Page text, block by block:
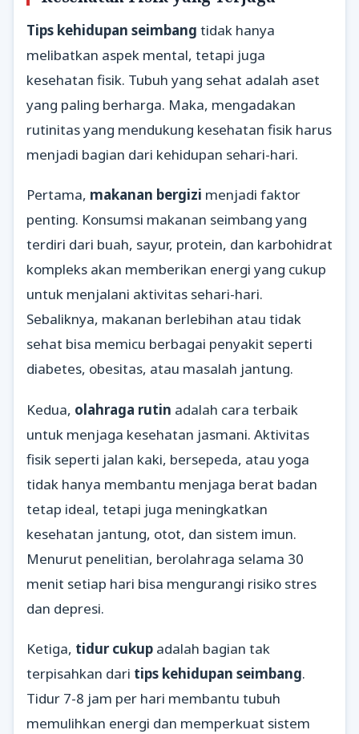
Tips kehidupan seimbang tidak hanya
melibatkan aspek mental, tetapi juga
kesehatan fisik. Tubuh yang sehat adalah aset
yang paling berharga. Maka, mengadakan
rutinitas yang mendukung kesehatan fisik harus
menjadi bagian dari kehidupan sehari-hari.
Pertama, makanan bergizi menjadi faktor
penting. Konsumsi makanan seimbang yang
terdiri dari buah, sayur, protein, dan karbohidrat
kompleks akan memberikan energi yang cukup
untuk menjalani aktivitas sehari-hari.
Sebaliknya, makanan berlebihan atau tidak
sehat bisa memicu berbagai penyakit seperti
diabetes, obesitas, atau masalah jantung.
Kedua, olahraga rutin adalah cara terbaik
untuk menjaga kesehatan jasmani. Aktivitas
fisik seperti jalan kaki, bersepeda, atau yoga
tidak hanya membantu menjaga berat badan
tetap ideal, tetapi juga meningkatkan
kesehatan jantung, otot, dan sistem imun.
Menurut penelitian, berolahraga selama 30
menit setiap hari bisa mengurangi risiko stres
dan depresi.
Ketiga, tidur cukup adalah bagian tak
terpisahkan dari tips kehidupan seimbang.
Tidur 7-8 jam per hari membantu tubuh
memulihkan energi dan memperkuat sistem